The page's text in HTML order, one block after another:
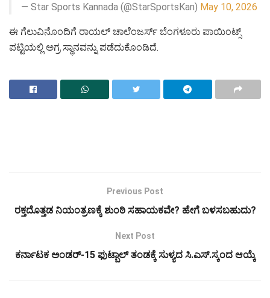
— Star Sports Kannada (@StarSportsKan) May 10, 2026
ಈ ಗೆಲುವಿನೊಂದಿಗೆ ರಾಯಲ್ ಚಾಲೆಂಜರ್ಸ್ ಬೆಂಗಳೂರು ಪಾಯಿಂಟ್ಸ್
ಪಟ್ಟಿಯಲ್ಲಿ ಅಗ್ರ ಸ್ಥಾನವನ್ನು ಪಡೆದುಕೊಂಡಿದೆ.
Previous Post
ರಕ್ತದೊತ್ತಡ ನಿಯಂತ್ರಣಕ್ಕೆ ಶುಂಠಿ ಸಹಾಯಕವೇ? ಹೇಗೆ ಬಳಸಬಹುದು?
Next Post
ಕರ್ನಾಟಕ ಅಂಡರ್-15 ಫುಟ್ಬಾಲ್ ತಂಡಕ್ಕೆ ಸುಳ್ಯದ ಸಿ.ಎಸ್.ಸ್ಕಂದ ಆಯ್ಕೆ